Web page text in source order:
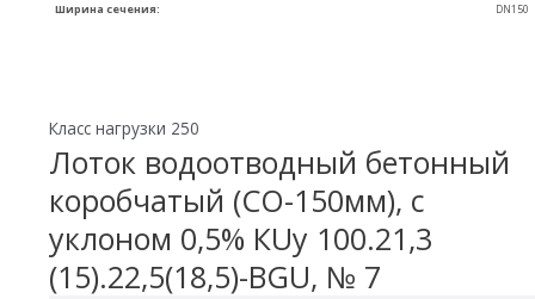
Ширина сечения: DN150
Класс нагрузки 250
Лоток водоотводный бетонный
коробчатый (СО-150мм), с
уклоном 0,5% КUу 100.21,3
(15).22,5(18,5)-BGU, № 7